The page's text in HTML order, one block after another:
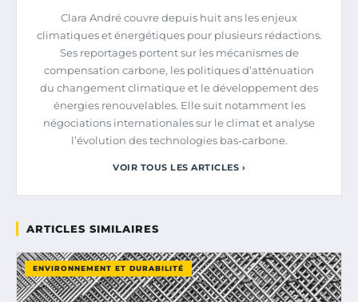
Clara André couvre depuis huit ans les enjeux
climatiques et énergétiques pour plusieurs rédactions.
Ses reportages portent sur les mécanismes de
compensation carbone, les politiques d’atténuation
du changement climatique et le développement des
énergies renouvelables. Elle suit notamment les
négociations internationales sur le climat et analyse
l’évolution des technologies bas-carbone.
VOIR TOUS LES ARTICLES ›
ARTICLES SIMILAIRES
ENVIRONNEMENT ET DURABILITÉ